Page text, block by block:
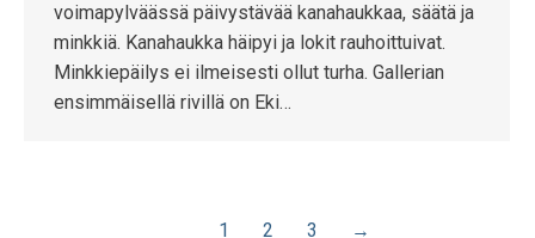
voimapylväässä päivystävää kanahaukkaa, säätä ja
minkkiä. Kanahaukka häipyi ja lokit rauhoittuivat.
Minkkiepäilys ei ilmeisesti ollut turha. Gallerian
ensimmäisellä rivillä on Eki…
1 2 3 →